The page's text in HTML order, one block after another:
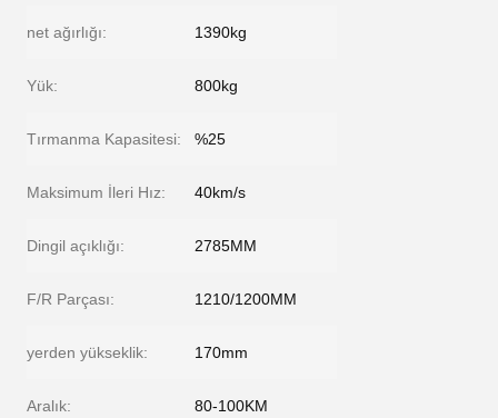
net ağırlığı: 1390kg
Yük: 800kg
Tırmanma Kapasitesi: %25
Maksimum İleri Hız: 40km/s
Dingil açıklığı: 2785MM
F/R Parçası: 1210/1200MM
yerden yükseklik: 170mm
Aralık: 80-100KM